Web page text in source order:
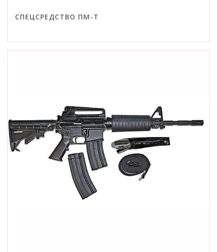
СПЕЦСРЕДСТВО ПМ-Т